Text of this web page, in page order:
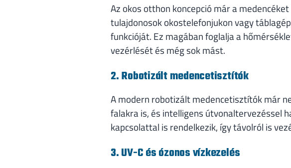
Az okos otthon koncepció már a
tulajdonosok okostelefonjukon vagy
funkcióját. Ez magában foglalja a
vezérlését és még sok mást.
2. Robotizált medencetisztítók
A modern robotizált medencetisztítók már
falakra is, és intelligens útvonaltervezéssel
kapcsolattal is rendelkezik, így távolról is
3. UV-C és ózonos vízkezelés